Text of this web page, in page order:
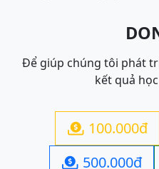
Để giúp chúng tôi phát
kết quả
 100.000đ
 500.000đ